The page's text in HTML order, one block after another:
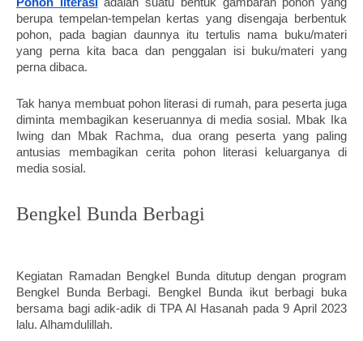
berupa tempelan-tempelan kertas yang disengaja berbentuk
pohon, pada bagian daunnya itu tertulis nama buku/materi
yang perna kita baca dan penggalan isi buku/materi yang
perna dibaca.
Tak hanya membuat pohon literasi di rumah, para peserta juga
diminta membagikan keseruannya di media sosial. Mbak Ika
Iwing dan Mbak Rachma, dua orang peserta yang paling
antusias membagikan cerita pohon literasi keluarganya di
media sosial.
Bengkel Bunda Berbagi
Kegiatan Ramadan Bengkel Bunda ditutup dengan program
Bengkel Bunda Berbagi. Bengkel Bunda ikut berbagi buka
bersama bagi adik-adik di TPA Al Hasanah pada 9 April 2023
lalu. Alhamdulillah.